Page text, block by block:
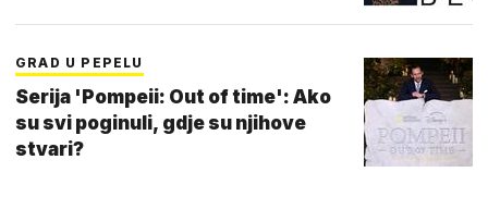
GRAD U PEPELU
Serija 'Pompeii: Out of time': Ako
su svi poginuli, gdje su njihove
stvari?